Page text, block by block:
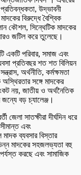
উদ্ভাবনী
বিরুদ্ধে বৈশ্বিক
কৌশল, সিন্থেটিক মাদকের
জটিল করে তুলেছে।
একটি পরিবার, সমাজ এবং
প্রতিবছর শত শত বিলিয়ন
অর্থনীতি, কর্মক্ষমতা
সঙ্গে মাদকের
নয়, জাতীয় ও অর্থনৈতিক
বড় চ্যালেঞ্জ।
জেলা সাতক্ষীরা দীর্ঘদিন ধরে
এবং
ব্যবসার বিস্তার
মাদকের সহজলভ্যতা বহু
করছে এবং সামাজিক